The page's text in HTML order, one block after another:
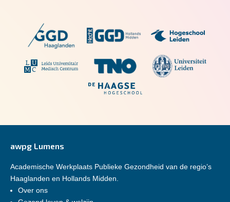
awpg Lumens
Academische Werkplaats Publieke Gezondheid van de regio’s
Haaglanden en Hollands Midden.
Over ons